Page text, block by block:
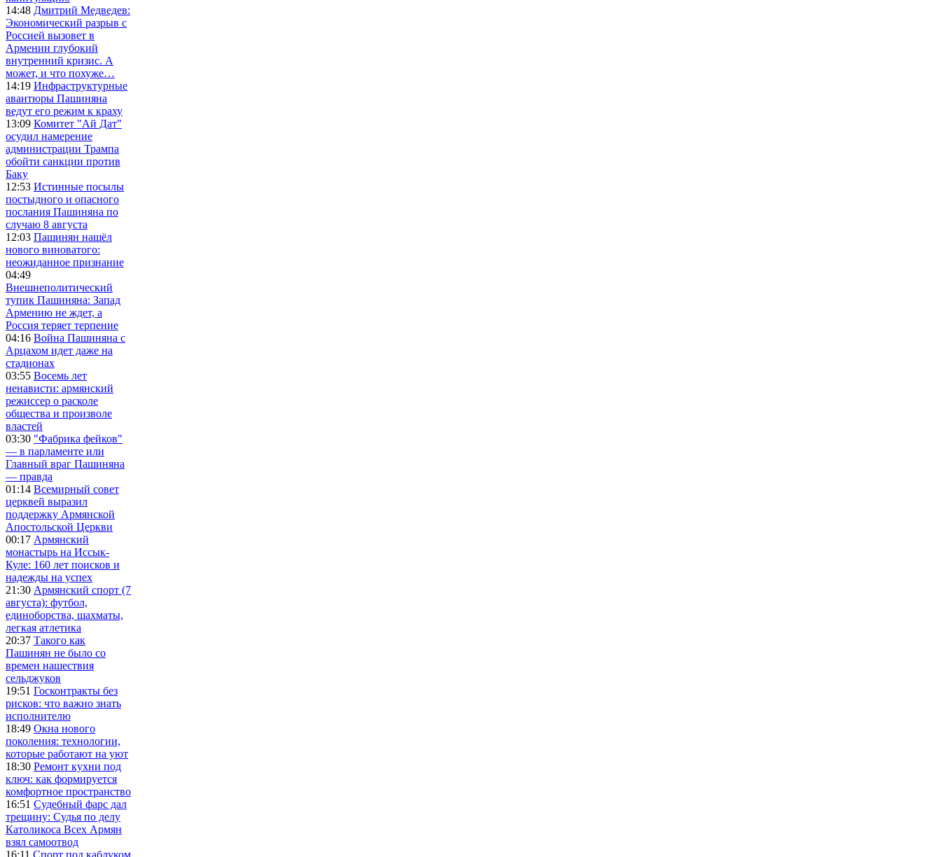
14:48 Дмитрий Медведев:
Экономический разрыв с
Россией вызовет в
Армении глубокий
внутренний кризис. А
может, и что похуже…
14:19 Инфраструктурные
авантюры Пашиняна
ведут его режим к краху
13:09 Комитет "Ай Дат"
осудил намерение
администрации Трампа
обойти санкции против
Баку
12:53 Истинные посылы
постыдного и опасного
послания Пашиняна по
случаю 8 августа
12:03 Пашинян нашёл
нового виноватого:
неожиданное признание
04:49
Внешнеполитический
тупик Пашиняна: Запад
Армению не ждет, а
Россия теряет терпение
04:16 Война Пашиняна с
Арцахом идет даже на
стадионах
03:55 Восемь лет
ненависти: армянский
режиссер о расколе
общества и произволе
властей
03:30 "Фабрика фейков"
— в парламенте или
Главный враг Пашиняна
— правда
01:14 Всемирный совет
церквей выразил
поддержку Армянской
Апостольской Церкви
00:17 Армянский
монастырь на Иссык-
Куле: 160 лет поисков и
надежды на успех
21:30 Армянский спорт (7
августа): футбол,
единоборства, шахматы,
легкая атлетика
20:37 Такого как
Пашинян не было со
времен нашествия
сельджуков
19:51 Госконтракты без
рисков: что важно знать
исполнителю
18:49 Окна нового
поколения: технологии,
которые работают на уют
18:30 Ремонт кухни под
ключ: как формируется
комфортное пространство
16:51 Судебный фарс дал
трещину: Судья по делу
Католикоса Всех Армян
взял самоотвод
16:11 Спорт под каблуком